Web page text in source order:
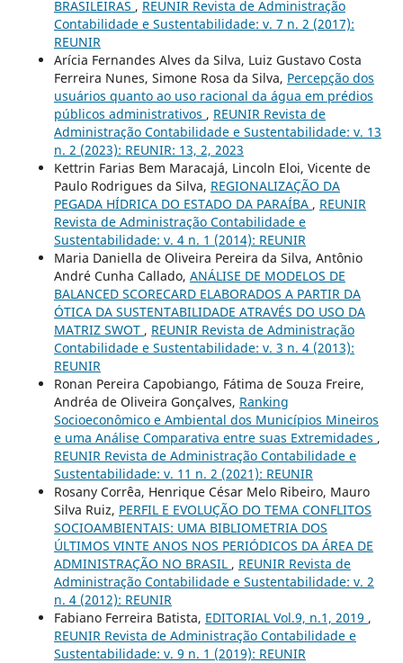
BRASILEIRAS , REUNIR Revista de Administração
Contabilidade e Sustentabilidade: v. 7 n. 2 (2017):
REUNIR
Arícia Fernandes Alves da Silva, Luiz Gustavo Costa
Ferreira Nunes, Simone Rosa da Silva, Percepção dos
usuários quanto ao uso racional da água em prédios
públicos administrativos , REUNIR Revista de
Administração Contabilidade e Sustentabilidade: v. 13
n. 2 (2023): REUNIR: 13, 2, 2023
Kettrin Farias Bem Maracajá, Lincoln Eloi, Vicente de
Paulo Rodrigues da Silva, REGIONALIZAÇÃO DA
PEGADA HÍDRICA DO ESTADO DA PARAÍBA , REUNIR
Revista de Administração Contabilidade e
Sustentabilidade: v. 4 n. 1 (2014): REUNIR
Maria Daniella de Oliveira Pereira da Silva, Antônio
André Cunha Callado, ANÁLISE DE MODELOS DE
BALANCED SCORECARD ELABORADOS A PARTIR DA
ÓTICA DA SUSTENTABILIDADE ATRAVÉS DO USO DA
MATRIZ SWOT , REUNIR Revista de Administração
Contabilidade e Sustentabilidade: v. 3 n. 4 (2013):
REUNIR
Ronan Pereira Capobiango, Fátima de Souza Freire,
Andréa de Oliveira Gonçalves, Ranking
Socioeconômico e Ambiental dos Municípios Mineiros
e uma Análise Comparativa entre suas Extremidades ,
REUNIR Revista de Administração Contabilidade e
Sustentabilidade: v. 11 n. 2 (2021): REUNIR
Rosany Corrêa, Henrique César Melo Ribeiro, Mauro
Silva Ruiz, PERFIL E EVOLUÇÃO DO TEMA CONFLITOS
SOCIOAMBIENTAIS: UMA BIBLIOMETRIA DOS
ÚLTIMOS VINTE ANOS NOS PERIÓDICOS DA ÁREA DE
ADMINISTRAÇÃO NO BRASIL , REUNIR Revista de
Administração Contabilidade e Sustentabilidade: v. 2
n. 4 (2012): REUNIR
Fabiano Ferreira Batista, EDITORIAL Vol.9, n.1, 2019 ,
REUNIR Revista de Administração Contabilidade e
Sustentabilidade: v. 9 n. 1 (2019): REUNIR